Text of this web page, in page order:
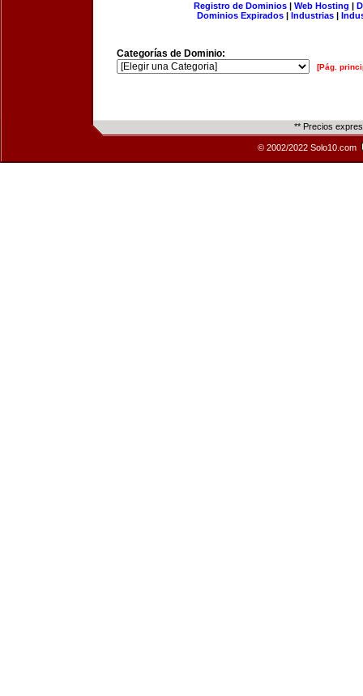
Registro de Dominios| Web Hosting |
Dominios Expirados | Industrias |
Categorías de Dominio:
[Pág.
** Precios
© 2002/2022 Solo10.com